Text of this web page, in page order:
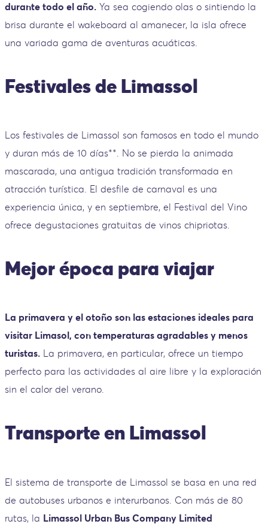
durante todo el año. Ya sea cogiendo olas o sintiendo la
brisa durante el wakeboard al amanecer, la isla ofrece
una variada gama de aventuras acuáticas.
Festivales de Limassol
Los festivales de Limassol son famosos en todo el mundo
y duran más de 10 días**. No se pierda la animada
mascarada, una antigua tradición transformada en
atracción turística. El desfile de carnaval es una
experiencia única, y en septiembre, el Festival del Vino
ofrece degustaciones gratuitas de vinos chipriotas.
Mejor época para viajar
La primavera y el otoño son las estaciones ideales para
visitar Limasol, con temperaturas agradables y menos
turistas. La primavera, en particular, ofrece un tiempo
perfecto para las actividades al aire libre y la exploración
sin el calor del verano.
Transporte en Limassol
El sistema de transporte de Limassol se basa en una red
de autobuses urbanos e interurbanos. Con más de 80
rutas, la Limassol Urban Bus Company Limited